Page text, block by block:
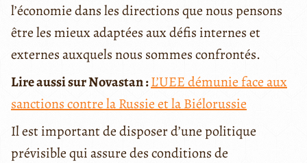
l’économie dans les directions que nous pensons
être les mieux adaptées aux défis internes et
externes auxquels nous sommes confrontés.
Lire aussi sur Novastan :L’UEE démunie face aux
sanctions contre la Russie et la Biélorussie
Il est important de disposer d’une politique
prévisible qui assure des conditions de